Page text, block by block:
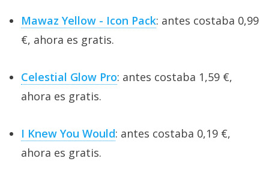
Mawaz Yellow - Icon Pack: antes costaba 0,99
€, ahora es gratis.
Celestial Glow Pro: antes costaba 1,59 €,
ahora es gratis.
I Knew You Would: antes costaba 0,19 €,
ahora es gratis.